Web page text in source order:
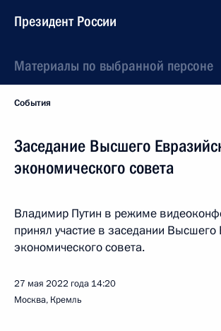
Президент России
Материалы по выбранной персоне
События
Заседание Высшего
экономического совета
Владимир Путин в режиме
принял участие в заседании Высшего
экономического совета.
27 мая 2022 года 14:20
Москва, Кремль